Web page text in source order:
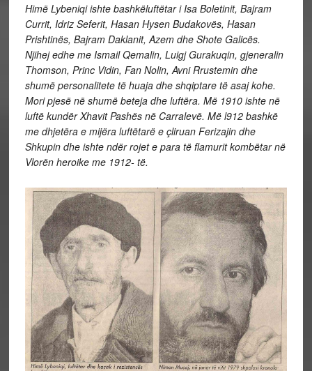
Himë Lybeniqi ishte bashkëluftëtar i Isa Boletinit, Bajram
Currit, Idriz Seferit, Hasan Hysen Budakovës, Hasan
Prishtinës, Bajram Daklanit, Azem dhe Shote Galicës.
Njihej edhe me Ismail Qemalin, Luigj Gurakuqin, gjeneralin
Thomson, Princ Vidin, Fan Nolin, Avni Rrustemin dhe
shumë personalitete të huaja dhe shqiptare të asaj kohe.
Mori pjesë në shumë beteja dhe luftëra. Më 1910 ishte në
luftë kundër Xhavit Pashës në Carralevë. Më l912 bashkë
me dhjetëra e mijëra luftëtarë e çliruan Ferizajin dhe
Shkupin dhe ishte ndër rojet e para të flamurit kombëtar në
Vlorën heroike me 1912- të.